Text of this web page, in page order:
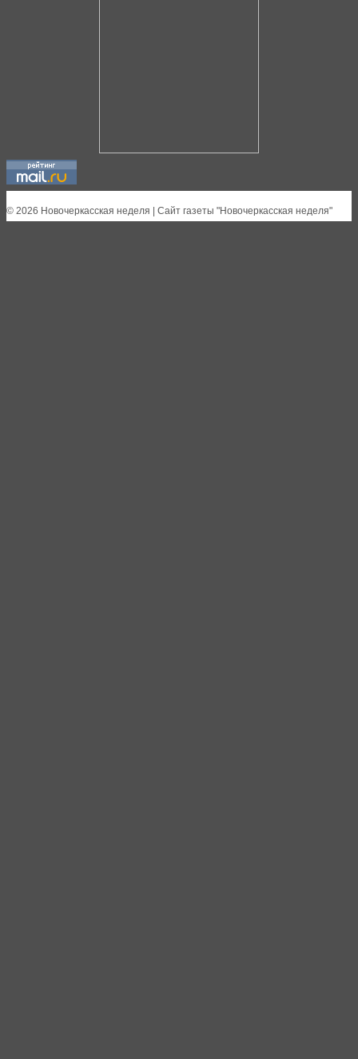
© 2026 Новочеркасская неделя | Сайт газеты "Новочеркасская неделя"